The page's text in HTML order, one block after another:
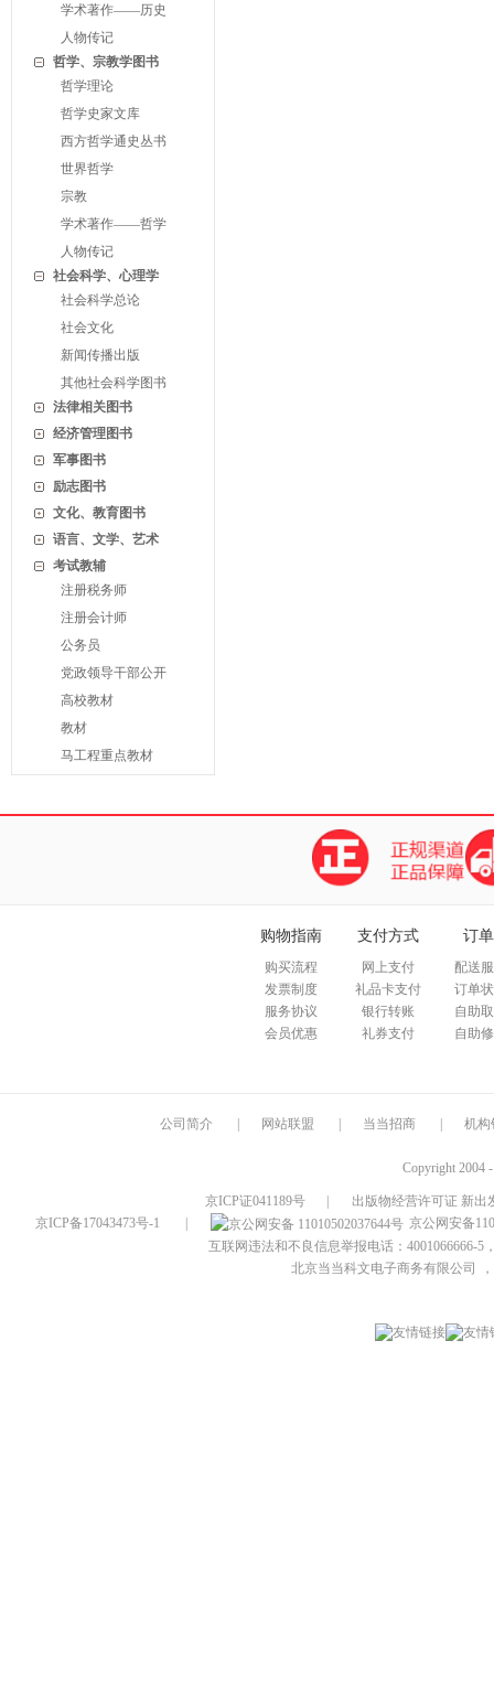
学术著作——历史
人物传记
哲学、宗教学图书
哲学理论
哲学史家文库
西方哲学通史丛书
世界哲学
宗教
学术著作——哲学
人物传记
社会科学、心理学
社会科学总论
社会文化
新闻传播出版
其他社会科学图书
法律相关图书
经济管理图书
军事图书
励志图书
文化、教育图书
语言、文学、艺术
考试教辅
注册税务师
注册会计师
公务员
党政领导干部公开
高校教材
教材
马工程重点教材
购物指南
购买流程
发票制度
服务协议
会员优惠
支付方式
网上支付
礼品卡支付
银行转账
礼券支付
订
配送
订单
自助
自助
公司简介 网站联盟 当当招商 机构
Copyright 2004
京ICP证041189号
出版物经营许可证 新出
京ICP备17043473号-1
京公网安备
互联网违法和不良信息举报电话：4001066666-5
北京当当科文电子商务有限公司